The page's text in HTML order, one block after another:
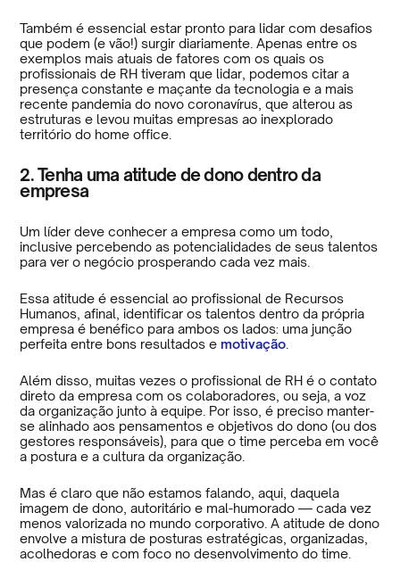
Também é essencial estar pronto para lidar com desafios
que podem (e vão!) surgir diariamente. Apenas entre os
exemplos mais atuais de fatores com os quais os
profissionais de RH tiveram que lidar, podemos citar a
presença constante e maçante da tecnologia e a mais
recente pandemia do novo coronavírus, que alterou as
estruturas e levou muitas empresas ao inexplorado
território do home office.
2. Tenha uma atitude de dono dentro da
empresa
Um líder deve conhecer a empresa como um todo,
inclusive percebendo as potencialidades de seus talentos
para ver o negócio prosperando cada vez mais.
Essa atitude é essencial ao profissional de Recursos
Humanos, afinal, identificar os talentos dentro da própria
empresa é benéfico para ambos os lados: uma junção
perfeita entre bons resultados e motivação
Além disso, muitas vezes o profissional de RH é o contato
direto da empresa com os colaboradores, ou seja, a voz
da organização junto à equipe. Por isso, é preciso manter-
se alinhado aos pensamentos e objetivos do dono (ou dos
gestores responsáveis), para que o time perceba em você
a postura e a cultura da organização.
Mas é claro que não estamos falando, aqui, daquela
imagem de dono, autoritário e mal-humorado — cada vez
menos valorizada no mundo corporativo. A atitude de dono
envolve a mistura de posturas estratégicas, organizadas,
acolhedoras e com foco no desenvolvimento do time.